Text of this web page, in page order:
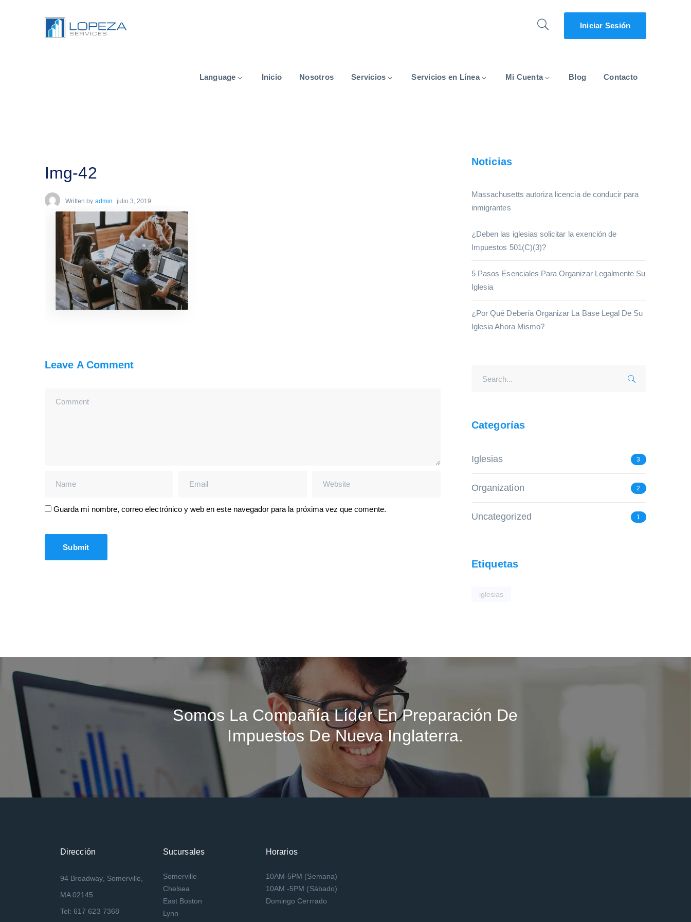
Iniciar Sesión
Language Inicio Nosotros Servicios Servicios en Línea Mi Cuenta Blog Contacto
Img-42
Written by admin julio 3, 2019
Leave A Comment
Guarda mi nombre, correo electrónico y web en este navegador para la próxima vez que comente.
Noticias
Massachusetts autoriza licencia de conducir para
inmigrantes
¿Deben las iglesias solicitar la exención de
Impuestos 501(C)(3)?
5 Pasos Esenciales Para Organizar Legalmente Su
Iglesia
¿Por Qué Debería Organizar La Base Legal De Su
Iglesia Ahora Mismo?
Categorías
Iglesias 3
Organization 2
Uncategorized 1
Etiquetas
iglesias
Somos La Compañía Líder En Preparación De
Impuestos De Nueva Inglaterra.
Dirección
94 Broadway, Somerville,
MA 02145
Tel: 617 623 7368
Sucursales
Somerville
Chelsea
East Boston
Lynn
Horarios
10AM-5PM (Semana)
10AM -5PM (Sábado)
Domingo Cerrrado